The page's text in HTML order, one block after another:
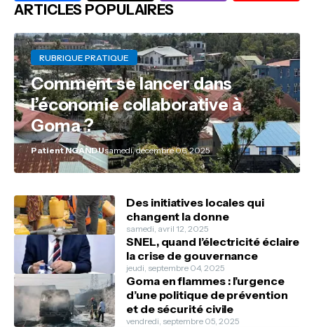
ARTICLES POPULAIRES
RUBRIQUE PRATIQUE
Comment se lancer dans
l’économie collaborative à
Goma ?
Patient NGANDUsamedi, décembre 06, 2025
Des initiatives locales qui
changent la donne
samedi, avril 12, 2025
SNEL, quand l’électricité éclaire
la crise de gouvernance
jeudi, septembre 04, 2025
Goma en flammes : l’urgence
d’une politique de prévention
et de sécurité civile
vendredi, septembre 05, 2025